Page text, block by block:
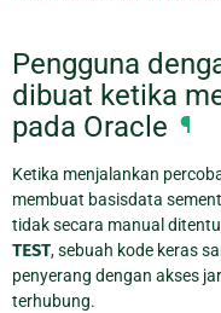
Pengguna
dibuat ketika
pada Oracle ¶
Ketika menjalankan
membuat basisdata
tidak secara manual
TEST, sebuah kode keras
penyerang dengan akses
terhubung.